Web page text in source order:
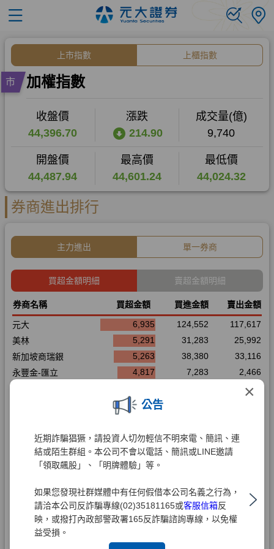
×
公告
近期詐騙猖獗，請投資人切勿輕信不明來電、簡訊、連
結或陌生群組。本公司不會以電話、簡訊或LINE邀請
「領取飆股」、「明牌體驗」等。
如果您發現社群媒體中有任何假借本公司名義之行為，
請洽本公司反詐騙專線(02)35181165或客服信箱反
映，或撥打內政部警政署165反詐騙諮詢專線，以免權
益受損。